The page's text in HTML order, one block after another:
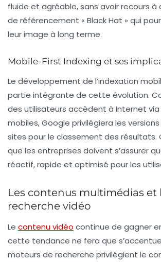
fluide et agréable, sans avoir recours à
de référencement « Black Hat » qui
leur image à long terme.
Mobile-First Indexing et ses
Le développement de l’indexation
partie intégrante de cette évolution.
des utilisateurs accèdent à Internet
mobiles, Google privilégiera les
sites pour le classement des résultats.
que les entreprises doivent s’assurer
réactif, rapide et optimisé pour les
Les contenus multimédias et
recherche vidéo
Le contenu vidéo continue de gagner
cette tendance ne fera que
moteurs de recherche privilégient le